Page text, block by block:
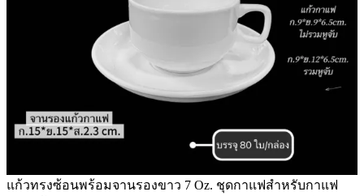
แก้วทรงซ้อนพร้อมจานรองขาว 7 Oz. ชุดกาแฟสำหรับกาแฟ